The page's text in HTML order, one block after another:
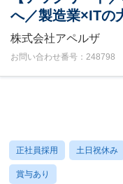
へ／製造業×ITの
株式会社アペルザ
お問い合わせ番号：248798
正社員採用 土日祝休み
賞与あり